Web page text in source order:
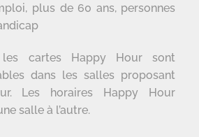
plus de 60 ans, personnes
cartes Happy Hour sont
dans les salles proposant
Les horaires Happy Hour
salle à l’autre.